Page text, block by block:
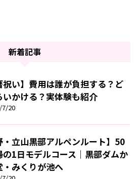
新着記事
祝い】費用は誰が負担する？ど
いかける？実体験も紹介
7/20
・立山黒部アルペンルート】50
の1日モデルコース｜黒部ダムか
・みくりが池へ